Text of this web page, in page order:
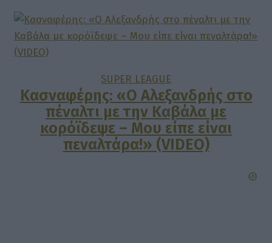
SUPER LEAGUE
Κασναφέρης: «Ο Αλεξανδρής στο
πέναλτι με την Καβάλα με
κορόϊδεψε – Μου είπε είναι
πεναλτάρα!» (VIDEO)